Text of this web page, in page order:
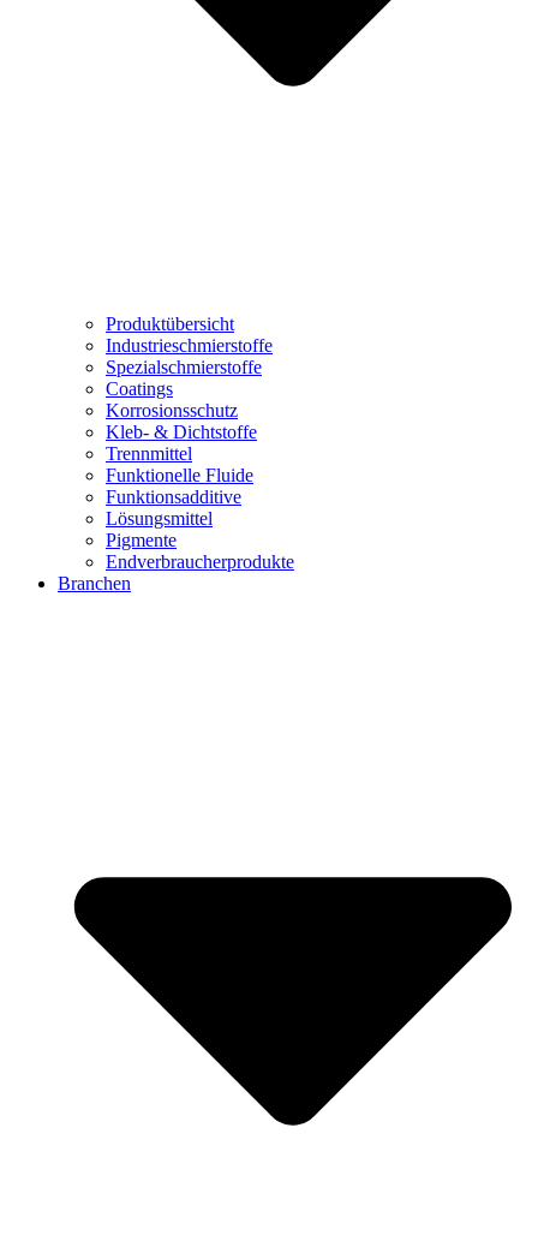
Produktübersicht
Industrieschmierstoffe
Spezialschmierstoffe
Coatings
Korrosionsschutz
Kleb- & Dichtstoffe
Trennmittel
Funktionelle Fluide
Funktionsadditive
Lösungsmittel
Pigmente
Endverbraucherprodukte
Branchen